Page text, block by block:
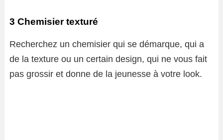
3 Chemisier texturé
Recherchez un chemisier qui se démarque, qui a
de la texture ou un certain design, qui ne vous fait
pas grossir et donne de la jeunesse à votre look.